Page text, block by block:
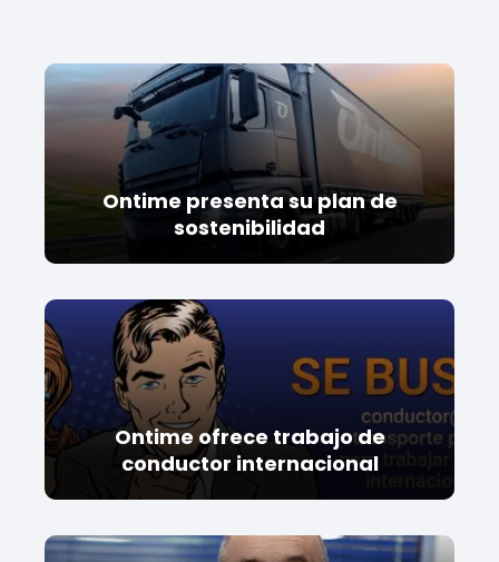
Ontime presenta su plan de
sostenibilidad
Ontime ofrece trabajo de
conductor internacional